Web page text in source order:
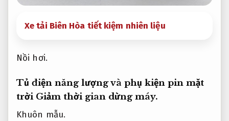
Xe tải Biên Hòa tiết kiệm nhiên liệu
Nồi hơi.
Tủ điện năng lượng và phụ kiện pin mặt
trời Giảm thời gian dừng máy.
Khuôn mẫu.